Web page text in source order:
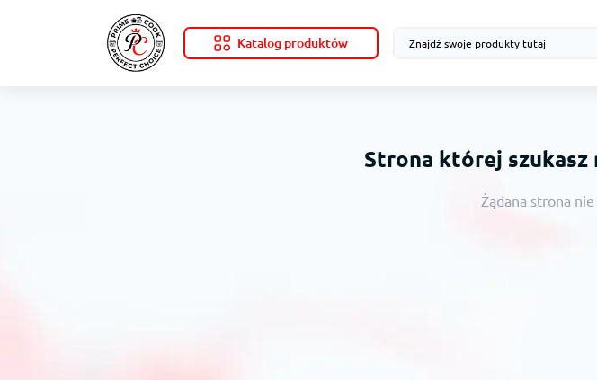
Katalog produktów
Strona której szukasz
Żądana strona